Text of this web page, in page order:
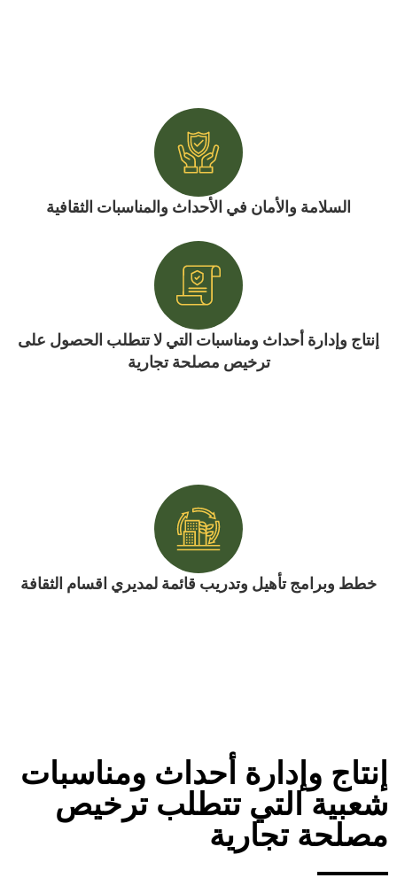
السلامة والأمان في الأحداث والمناسبات الثقافية
إنتاج وإدارة أحداث ومناسبات التي لا تتطلب الحصول على
ترخيص مصلحة تجارية
خطط وبرامج تأهيل وتدريب قائمة لمديري اقسام الثقافة
إنتاج وإدارة أحداث ومناسبات
شعبية التي تتطلب ترخيص
مصلحة تجارية